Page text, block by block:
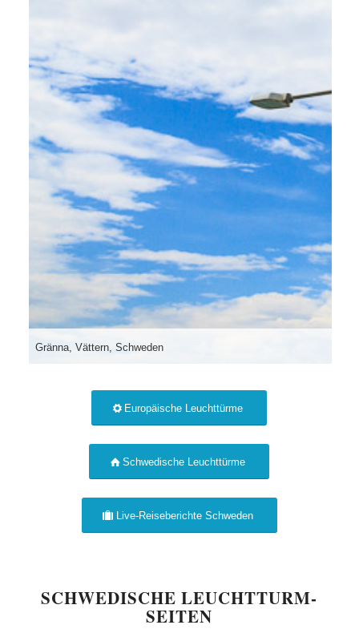
Gränna, Vättern, Schweden
Europäische Leuchttürme
Schwedische Leuchttürme
Live-Reiseberichte Schweden
SCHWEDISCHE LEUCHTTURM-
SEITEN